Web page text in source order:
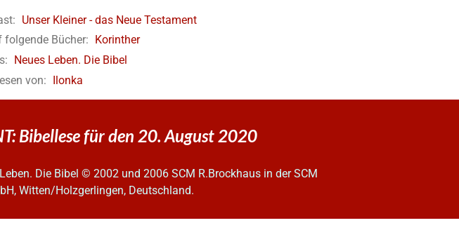
Unser Kleiner - das Neue Testament
folgende Bücher:
Korinther
Neues Leben. Die Bibel
von: Ilonka
Bibellese für den 20. August 2020
Die Bibel © 2002 und 2006 SCM R.Brockhaus in der SCM
Witten/Holzgerlingen, Deutschland.